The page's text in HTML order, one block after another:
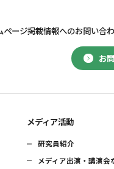
お
ページ掲載情報へのお問い合
メディア活動
研究員紹介
メディア出演・講演会